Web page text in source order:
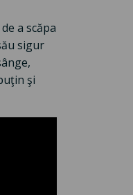
a scăpa
sigur
şi